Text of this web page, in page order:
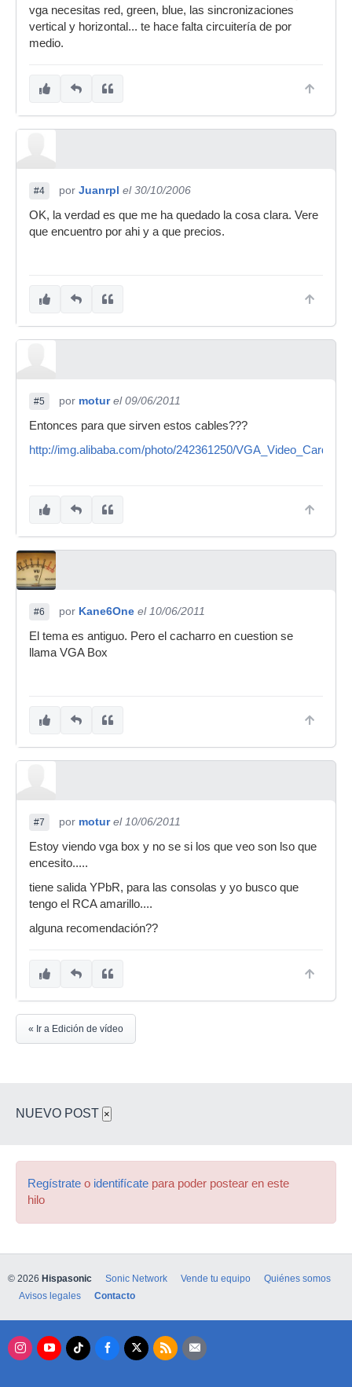
vga necesitas red, green, blue, las sincronizaciones
vertical y horizontal... te hace falta circuitería de por
medio.
#4 por Juanrpl el 30/10/2006
OK, la verdad es que me ha quedado la cosa clara. Vere
que encuentro por ahi y a que precios.
#5 por motur el 09/06/2011
Entonces para que sirven estos cables???
http://img.alibaba.com/photo/242361250/
#6 por Kane6One el 10/06/2011
El tema es antiguo. Pero el cacharro en cuestion se
llama VGA Box
#7 por motur el 10/06/2011
Estoy viendo vga box y no se si los que veo son lso que
encesito.....
tiene salida YPbR, para las consolas y yo busco que
tengo el RCA amarillo....
alguna recomendación??
« Ir a Edición de vídeo
NUEVO POST ×
Regístrate o identifícate para poder postear en este
hilo
© 2026 Hispasonic Sonic Network Vende tu equipo
Quiénes somos
Avisos legales
Contacto